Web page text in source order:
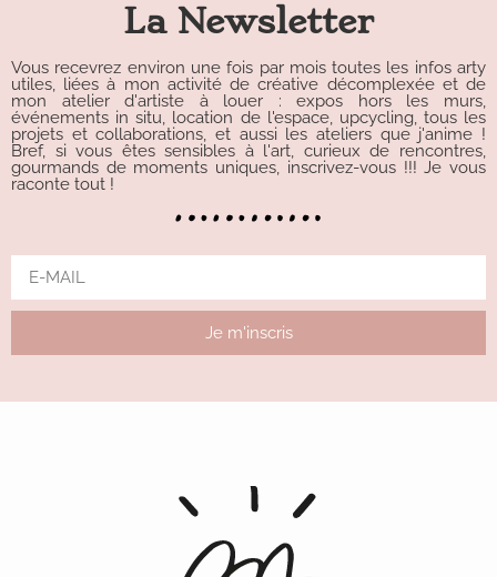
La Newsletter
Vous recevrez environ une fois par mois toutes les infos arty
utiles, liées à mon activité de créative décomplexée et de
mon atelier d'artiste à louer : expos hors les murs,
événements in situ, location de l'espace, upcycling, tous les
projets et collaborations, et aussi les ateliers que j'anime !
Bref, si vous êtes sensibles à l'art, curieux de rencontres,
gourmands de moments uniques, inscrivez-vous !!! Je vous
raconte tout !
Je m'inscris